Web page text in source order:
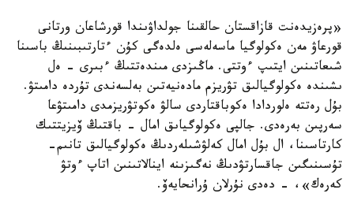
«پرەزيدەنت قازاقستان حالقىنا جولداۋىندا قورشاعان ورتانى
قورعاۋ مەن ەكولوگيا ماسەلەسى ەلدەگى كۇن ءتارتىبىنىڭ باسىنا
شىعاتىنىن ايتىپ ءوتتى. ماڭىزدى مىندەتتىڭ ءبىرى - ەل
ىشىندە ەكولوگيالىق تۋريزم مادەنيەتىن بەلسەندى تۇردە دامىتۋ.
بۇل رەتتە ەلوردادا ەكوباقتاردى سالۋ ەكوتۋريزمدى دامىتۋعا
سەرپىن بەرەدى. جالپى ەكولوگياىق امال - باقتىڭ ۆيزيتتىك
كارتاسىنا، ال بۇل امال كەلۋشىلەردىڭ ەكولوگيالىق تانىم-
تۇسىنىگىن جاقسارتۋدىڭ نەگىزىنە اينالاتىنىن اتاپ ءوتۋ
كەرەك»، - دەدى نۇرلان ۇرانحايەۆ.